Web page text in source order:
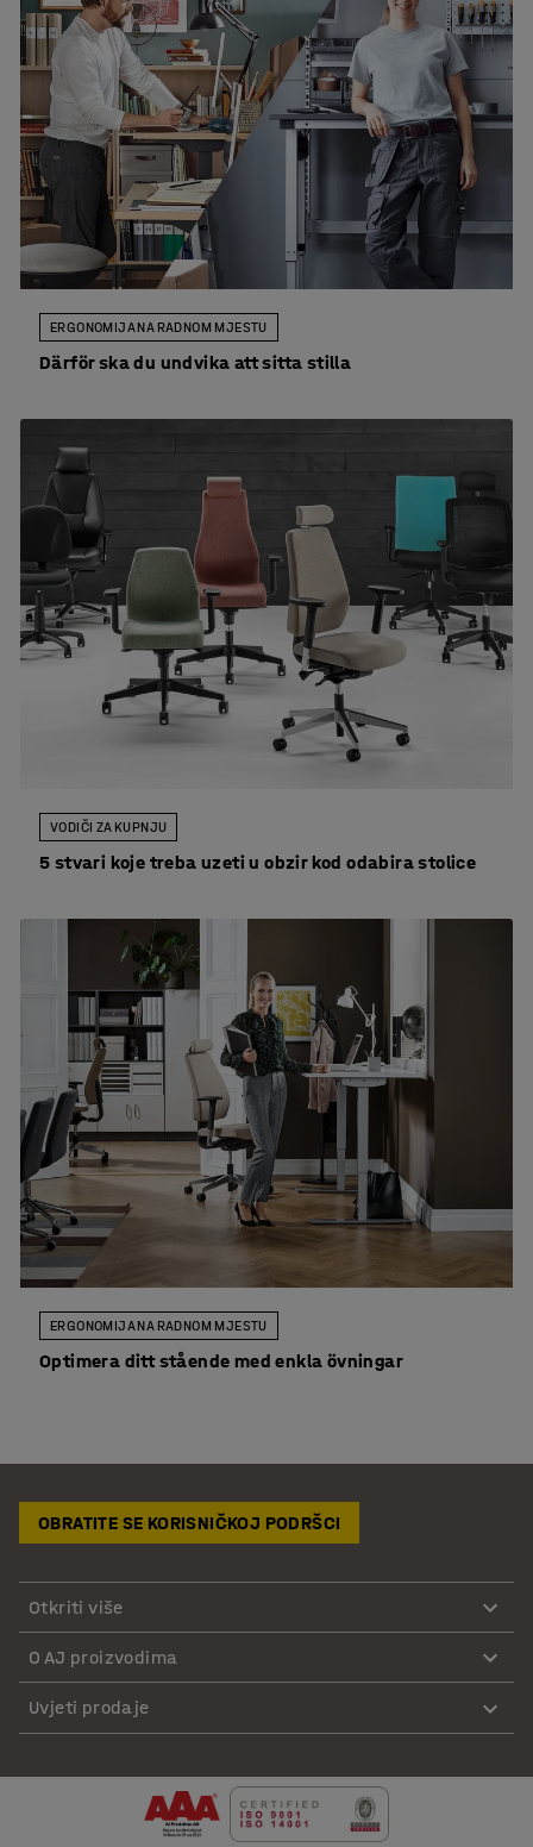
ERGONOMIJA NA RADNOM MJESTU
Därför ska du undvika att sitta stilla
VODIČI ZA KUPNJU
5 stvari koje treba uzeti u obzir kod odabira stolice
ERGONOMIJA NA RADNOM MJESTU
Optimera ditt stående med enkla övningar
OBRATITE SE KORISNIČKOJ PODRŠCI
Otkriti više
O AJ proizvodima
Uvjeti prodaje